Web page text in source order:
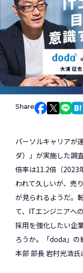
Share Facebook
Xでシ
パーソルキャリアが
ダ）」が実施した調
倍率は11.2倍（2023
われて久しいが、売
が見られるようだ。
て、ITエンジニアへ
採用を強化したい企
ろうか。「doda」の
本部 部長 岩村光浩氏